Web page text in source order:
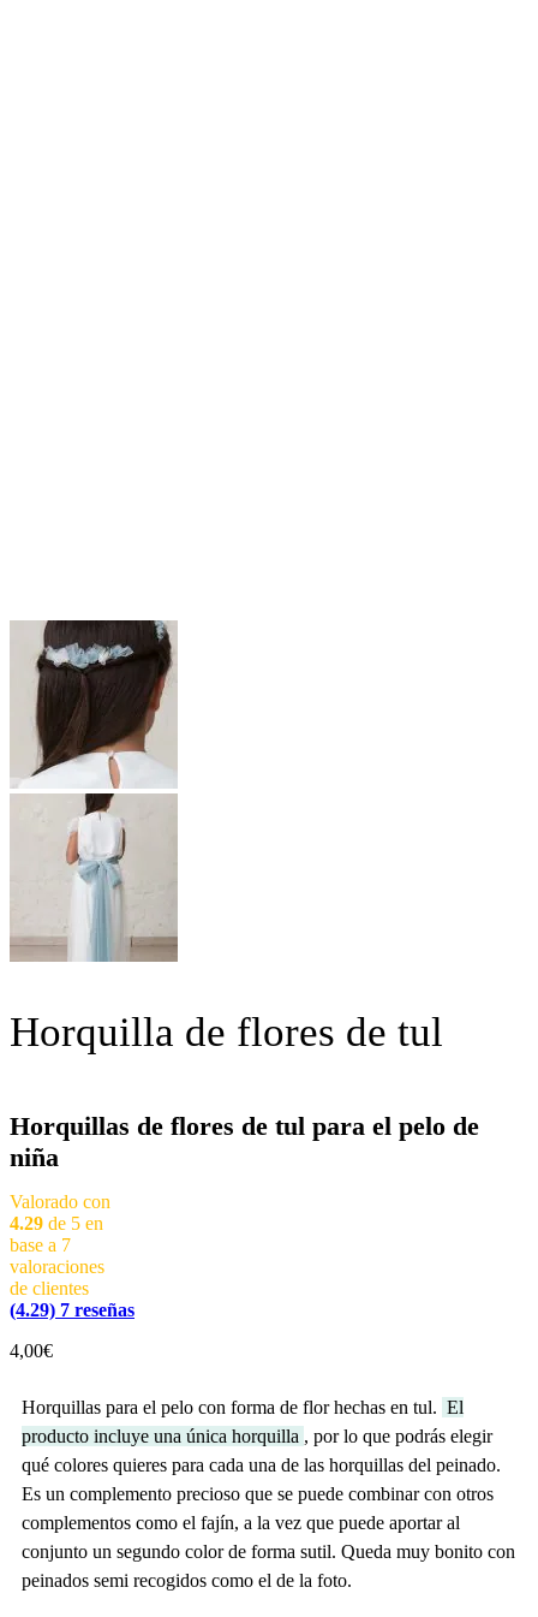
Horquilla de flores de tul
Horquillas de flores de tul para el pelo de
niña
Valorado con
4.29 de 5 en
base a 7
valoraciones
de clientes
(4.29) 7 reseñas
4,00€
Horquillas para el pelo con forma de flor hechas en tul. El
producto incluye una única horquilla , por lo que podrás elegir
qué colores quieres para cada una de las horquillas del peinado.
Es un complemento precioso que se puede combinar con otros
complementos como el fajín, a la vez que puede aportar al
conjunto un segundo color de forma sutil. Queda muy bonito con
peinados semi recogidos como el de la foto.